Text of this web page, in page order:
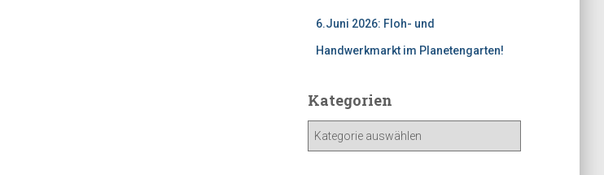
6.Juni 2026: Floh- und
Handwerkmarkt im Planetengarten!
Kategorien